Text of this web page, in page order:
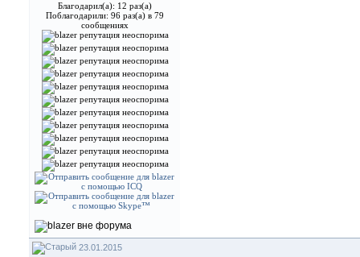
Благодарил(а): 12 раз(а)
Поблагодарили: 96 раз(а) в 79
сообщениях
23.01.2015